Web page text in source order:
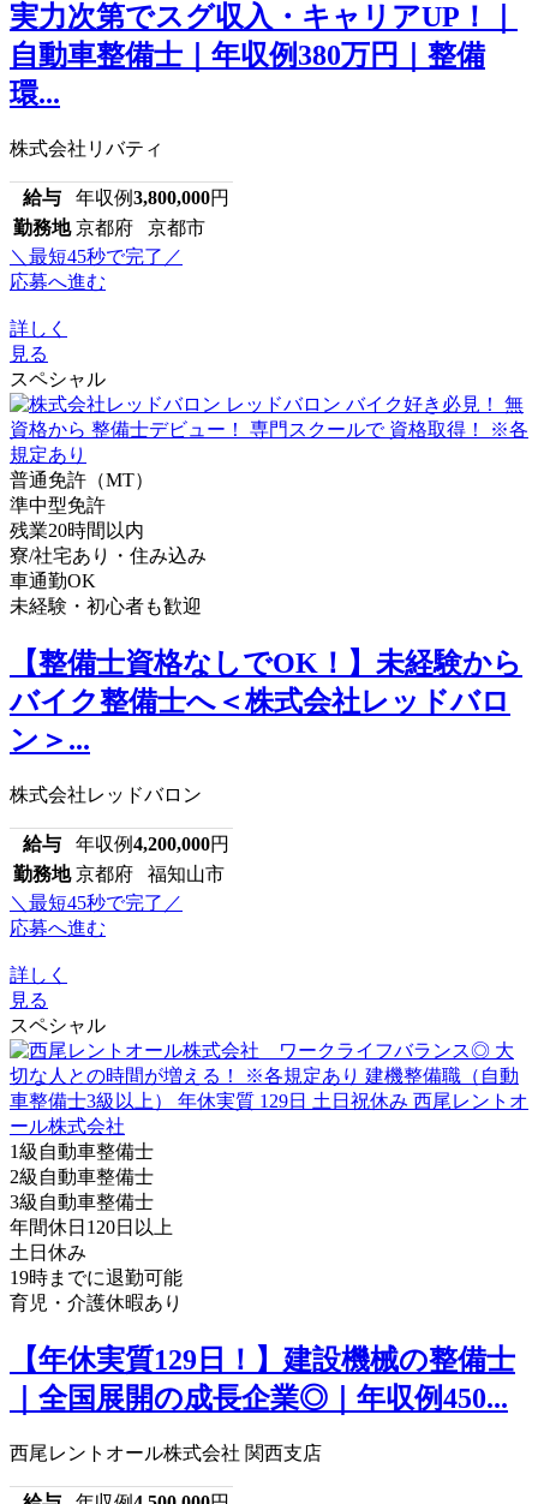
実力次第でスグ収入・キャリアUP！｜
自動車整備士｜年収例380万円｜整備
環...
株式会社リバティ
給与 年収例3,800,000円
勤務地 京都府 京都市
＼最短45秒で完了／
応募へ進む
詳しく
見る
スペシャル
普通免許（MT）
準中型免許
残業20時間以内
寮/社宅あり・住み込み
車通勤OK
未経験・初心者も歓迎
【整備士資格なしでOK！】未経験から
バイク整備士へ＜株式会社レッドバロ
ン＞...
株式会社レッドバロン
給与 年収例4,200,000円
勤務地 京都府 福知山市
＼最短45秒で完了／
応募へ進む
詳しく
見る
スペシャル
1級自動車整備士
2級自動車整備士
3級自動車整備士
年間休日120日以上
土日休み
19時までに退勤可能
育児・介護休暇あり
【年休実質129日！】建設機械の整備士
｜全国展開の成長企業◎｜年収例450...
西尾レントオール株式会社 関西支店